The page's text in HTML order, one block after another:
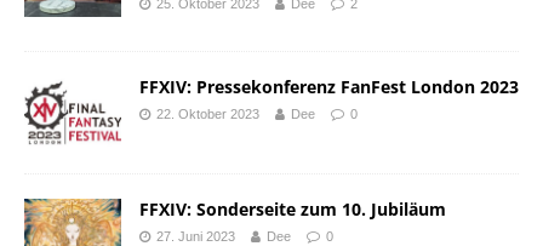
25. Oktober 2023 Dee 2
FFXIV: Pressekonferenz FanFest London 2023
22. Oktober 2023 Dee 0
FFXIV: Sonderseite zum 10. Jubiläum
27. Juni 2023 Dee 0